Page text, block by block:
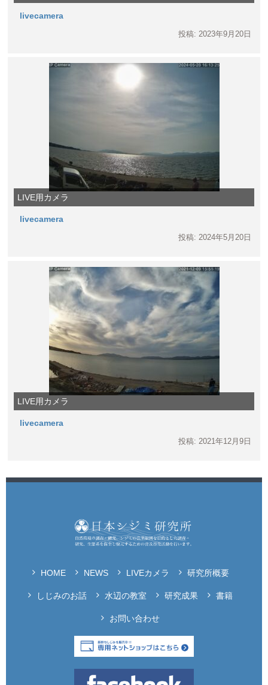
livecamera
投稿: 2023年9月20日
LIVE用カメラ
livecamera
投稿: 2024年5月20日
LIVE用カメラ
livecamera
投稿: 2021年12月9日
HOME NEWS LIVEカメラ 研究所概要
しじみのお話 水辺の教室 研究成果 書籍
お問い合わせ